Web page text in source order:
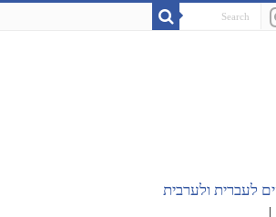
לעברית ולערבית